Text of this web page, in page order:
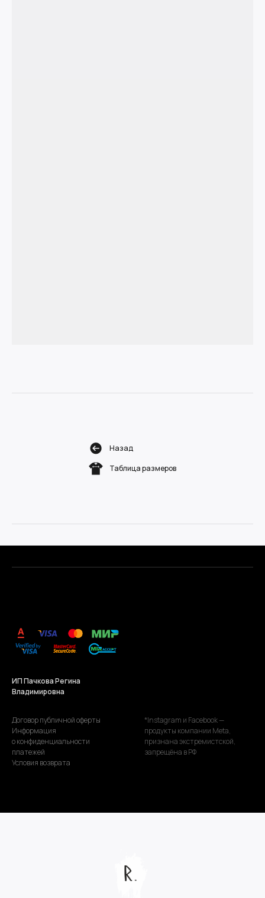
Назад
Таблица размеров
ИП Пачкова Регина
Владимировна
Договор публичной оферты
Информация
о конфиденциальности
платежей
Условия возврата
*Instagram и Facebook —
продукты компании Meta,
признана экстремистской,
запрещёна в РФ